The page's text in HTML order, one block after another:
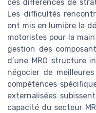
ces différences de
Les difficultés
ont mis en lumière la
motoristes pour la
gestion des
d’une MRO structure
négocier de
compétences
externalisées
capacité du secteur